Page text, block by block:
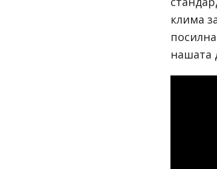
клима
нашата